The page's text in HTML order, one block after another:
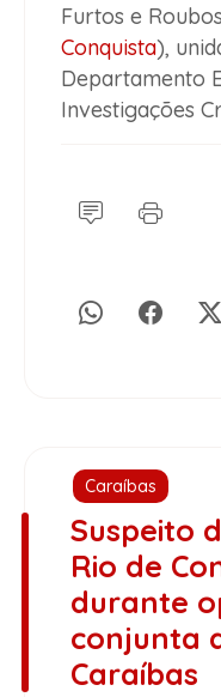
Furtos e
Conquista),
Departamento
Investigações
Caraíbas
Suspeito
Rio de
durante
conjunta
Caraíbas